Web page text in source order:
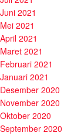
Juni 2021
Mei 2021
April 2021
Maret 2021
Februari 2021
Januari 2021
Desember 2020
November 2020
Oktober 2020
September 2020